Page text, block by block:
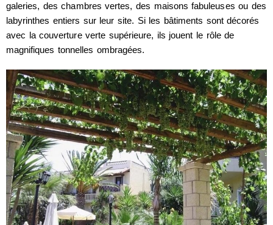
galeries, des chambres vertes, des maisons fabuleuses ou des
labyrinthes entiers sur leur site. Si les bâtiments sont décorés
avec la couverture verte supérieure, ils jouent le rôle de
magnifiques tonnelles ombragées.